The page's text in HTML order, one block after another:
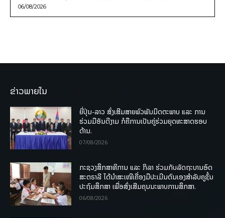
06/08/2026
ຂ່າວພາຍໃນ
ຍີ່ປຸ່ນ-ລາວ ສົ່ງເສີມສາຍພົວພັນມິດຕະພາບ ແລະ ການ
ຮ່ວມມືອັນດີງາມ ກໍຄືການເປັນຄູ່ຮ່ວມຍຸດທະສາດຮອບ
ດ້ານ.
07/08/2026
ກະຊວງສຶກສາທິການ ແລະ ກິລາ ຮ່ວມກັບລັດຖະບານອົດ
ສະຕຣາລີ ໄດ້ນຳສະເໜີເຄື່ອງມືປະເມີນຕົນເອງສຳລັບຄູຊັ້ນ
ປະຖົມສຶກສາ ເພື່ອສົ່ງເສີມຄຸນນະພາບການສຶກສາ.
06/08/2026